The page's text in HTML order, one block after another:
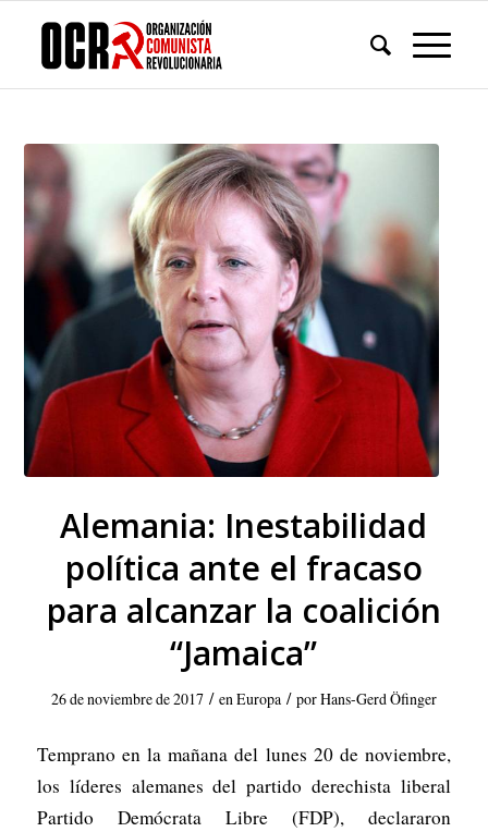
Alemania: Inestabilidad
política ante el fracaso
para alcanzar la coalición
“Jamaica”
26 de noviembre de 2017 / enEuropa / porHans-Gerd Öfinger
Temprano en la mañana del lunes 20 de noviembre,
los líderes alemanes del partido derechista liberal
Partido Demócrata Libre (FDP), declararon